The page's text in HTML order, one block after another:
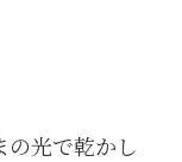
光で乾かし